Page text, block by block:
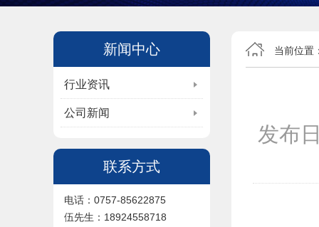
新闻中心
行业资讯
公司新闻
联系方式
电话：0757-85622875
伍先生：18924558718
当前位置
发布